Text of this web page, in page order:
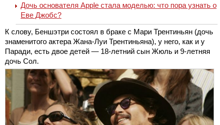
Дочь основателя Apple стала моделью: что пора узнать о
Еве Джобс?
К слову, Беншэтри состоял в браке с Мари Трентиньян (дочь
знаменитого актера Жана-Луи Трентиньяна), у него, как и у
Паради, есть двое детей — 18-летний сын Жюль и 9-летняя
дочь Сол.